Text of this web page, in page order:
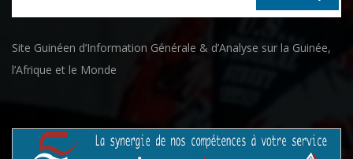
Site Guinéen d’Information Générale & d’Analyse sur la Guinée,
l’Afrique et le Monde